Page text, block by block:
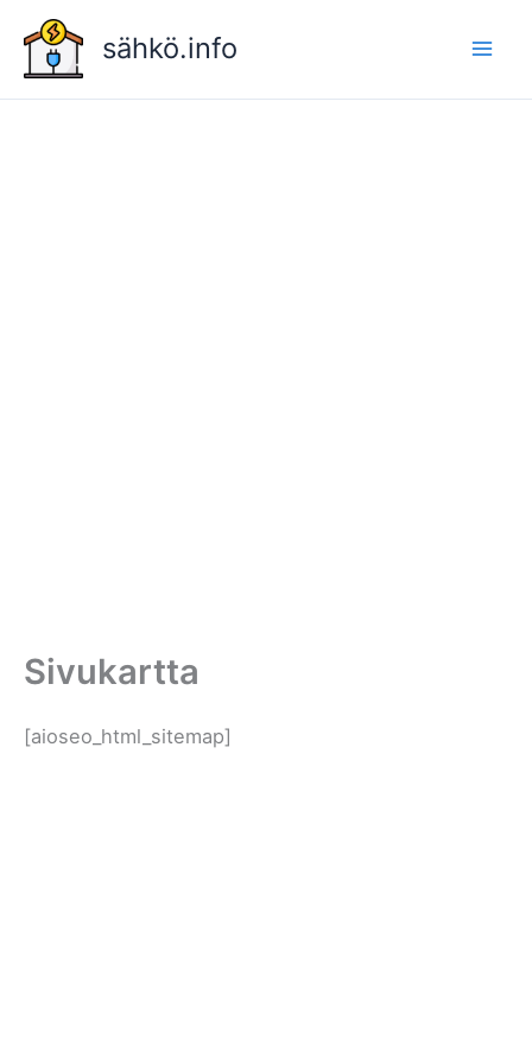
sisältöön
sähkö.info
Sivukartta
[aioseo_html_sitemap]